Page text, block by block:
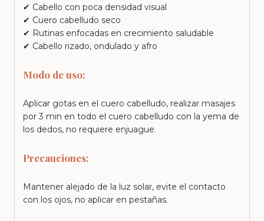
✔ Cabello con poca densidad visual
✔ Cuero cabelludo seco
✔ Rutinas enfocadas en crecimiento saludable
✔ Cabello rizado, ondulado y afro
Modo de uso:
Aplicar gotas en el cuero cabelludo, realizar masajes
por 3 min en todo el cuero cabelludo con la yema de
los dedos, no requiere enjuague.
Precauciones:
Mantener alejado de la luz solar, evite el contacto
con los ojos, no aplicar en pestañas.